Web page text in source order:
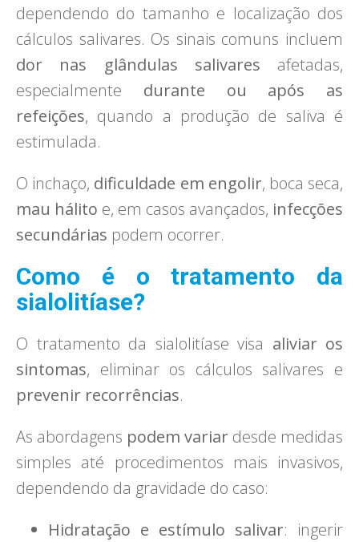
dependendo do tamanho e localização dos
cálculos salivares. Os sinais comuns incluem
dor nas glândulas salivares afetadas,
especialmente durante ou após as
refeições, quando a produção de saliva é
estimulada.
O inchaço, dificuldade em engolir, boca seca,
mau hálito e, em casos avançados, infecções
secundárias podem ocorrer.
Como é o tratamento da
sialolitíase?
O tratamento da sialolitíase visa aliviar os
sintomas, eliminar os cálculos salivares e
prevenir recorrências.
As abordagens podem variar desde medidas
simples até procedimentos mais invasivos,
dependendo da gravidade do caso:
Hidratação e estímulo salivar: ingerir